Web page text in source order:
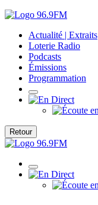
Actualité | Extraits
Loterie Radio
Podcasts
Émissions
Programmation
Retour